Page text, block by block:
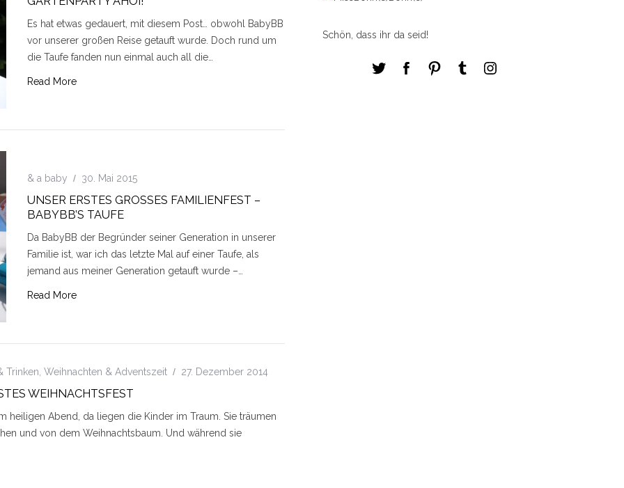
Es hat etwas gedauert, mit diesem Post… obwohl BabyBB
vor unserer großen Reise getauft wurde. Doch rund um
die Taufe fanden nun einmal auch all die…
Read More
& a baby 30. Mai 2015
UNSER ERSTES GROSSES FAMILIENFEST – B
ABYBB’S TAUFE
Da BabyBB der Begründer seiner Generation in unserer
Familie ist, war ich das letzte Mal auf einer Taufe, als
jemand aus meiner Generation getauft wurde –…
Read More
Trinken, Weihnachten & Adventszeit 27. Dezember 2014
WEIHNACHTSFEST
heiligen Abend, da liegen die Kinder im Traum. Sie träumen
und von dem Weihnachtsbaum. Und während sie
Schön, dass ihr da seid!